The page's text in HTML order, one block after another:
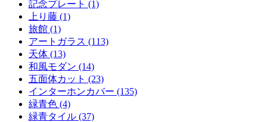
記念プレート (1)
上り藤 (1)
旅館 (1)
アートガラス (113)
天体 (13)
和風モダン (14)
五面体カット (23)
インターホンカバー (135)
緑青色 (4)
緑青タイル (37)